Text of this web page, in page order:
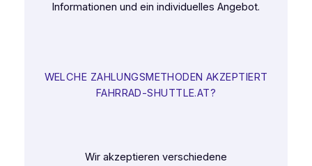
Informationen und ein individuelles Angebot.
WELCHE ZAHLUNGSMETHODEN AKZEPTIERT
FAHRRAD-SHUTTLE.AT?
Wir akzeptieren verschiedene